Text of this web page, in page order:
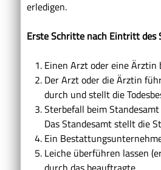
erledigen.
Erste Schritte nach Eintritt des
Einen Arzt oder eine Ärztin
Der Arzt oder die Ärztin
durch und stellt die
Sterbefall beim
Das Standesamt stellt die
Ein
Leiche überführen lassen